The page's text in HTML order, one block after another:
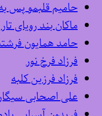
حامیم قلبمو پس
ماکان بند رویای
حامد همایون
فرزاد فرخ نور
فرزاد فرزین کلبه
علی اصحابی